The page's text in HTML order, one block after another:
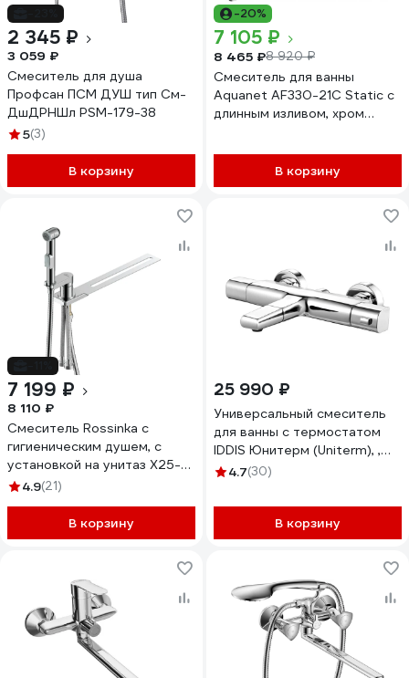
2 345 ₽
3 059 ₽
Смеситель для душа
Профсан ПСМ ДУШ тип См-
ДшДРНШл PSM-179-38
5(3)
В корзину
-20%
7 105 ₽
8 465 ₽8 920 ₽
Смеситель для ванны
Aquanet AF330-21C Static с
длинным изливом, хром
В корзину
7 199 ₽
8 110 ₽
Смеситель Rossinka с
гигиеническим душем, с
установкой на унитаз X25-
564.9(21)
В корзину
25 990 ₽
Универсальный смеситель
для ванны с термостатом
IDDIS Юнитерм (Uniterm), ,
UNISB02i74WA
4.7(30)
В корзину